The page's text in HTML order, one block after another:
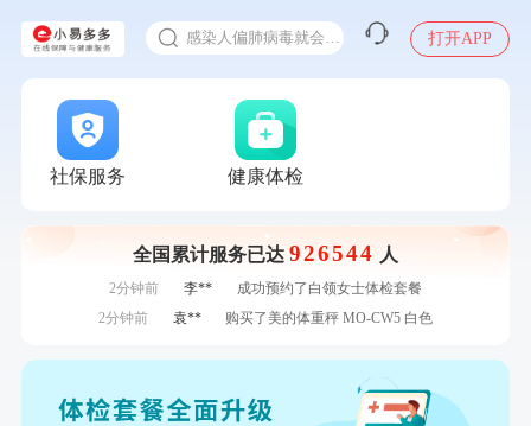
甲状腺癌怎么筛查
打开APP
社保服务 健康体检
全国累计服务已达 926544 人
7分钟前 林**
购买了宁安堡新疆无核红枣干150g*2
7分钟前
陈**
成功预约了精英体检套餐
成功预约了女性防癌筛查套餐
成功预约了女性防癌筛查套餐
刚刚
购买了姚朵朵-1000g粗粮生活礼盒
1分钟前
购买了厨房家用多功能不锈钢刀具六件套装
1分钟前
林**
成功预约了女性健康套餐二档
2分钟前
李**
成功预约了白领女士体检套餐
2分钟前
袁**
购买了美的体重秤 MO-CW5 白色
成功预约了女性VIP体检套餐
6分钟前
李**
成功预约了老年女性体检套餐